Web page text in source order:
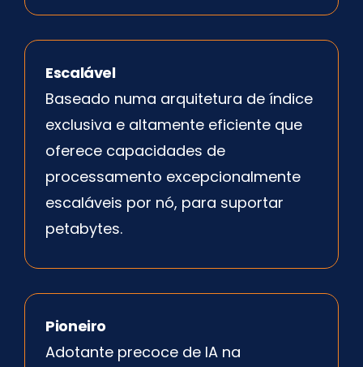
Escalável
Baseado numa arquitetura de índice
exclusiva e altamente eficiente que
oferece capacidades de
processamento excepcionalmente
escaláveis por nó, para suportar
petabytes.
Pioneiro
Adotante precoce de IA na